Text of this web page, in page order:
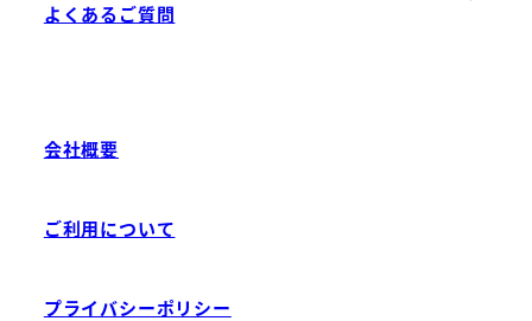
よくあるご質問
会社概要
ご利用について
プライバシーポリシー